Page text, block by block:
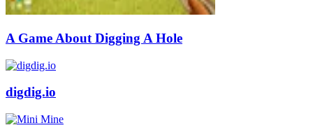
A Game About Digging A Hole
digdig.io